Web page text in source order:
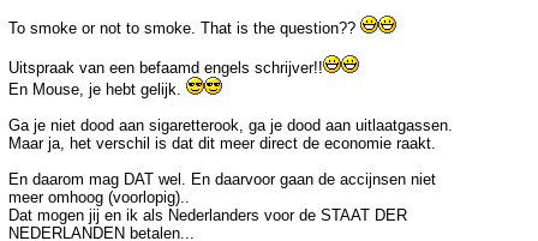
To smoke or not to smoke. That is the question??
Uitspraak van een befaamd engels schrijver!!
En Mouse, je hebt gelijk.
Ga je niet dood aan sigaretterook, ga je dood aan uitlaatgassen.
Maar ja, het verschil is dat dit meer direct de economie raakt.
En daarom mag DAT wel. En daarvoor gaan de accijnsen niet
meer omhoog (voorlopig)..
Dat mogen jij en ik als Nederlanders voor de STAAT DER
NEDERLANDEN betalen...